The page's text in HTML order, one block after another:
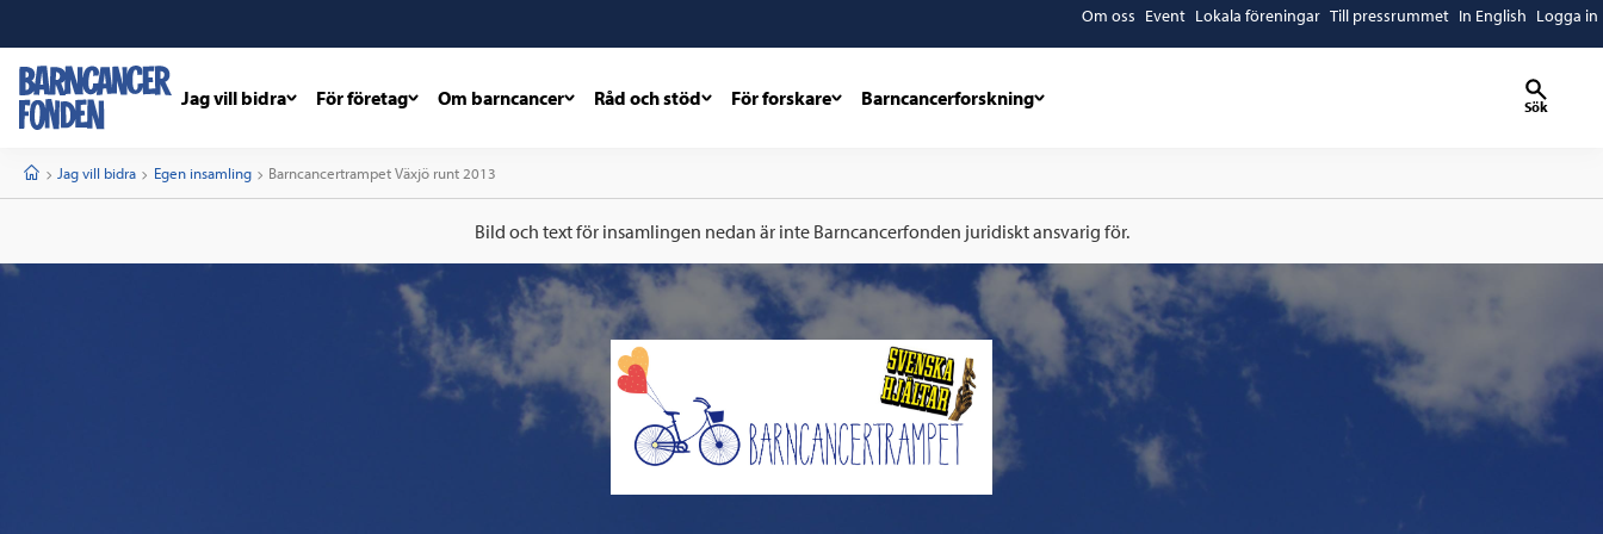
Om oss Event Lokala föreningar Till pressrummet In English Logga in
Jag vill bidra För företag Om barncancer Råd och stöd För forskare Barncancerforskning Sök
StartJag vill bidra Egen insamling Current:
Barncancertrampet Växjö runt 2013
Bild och text för insamlingen nedan är inte Barncancerfonden juridiskt ansvarig för.